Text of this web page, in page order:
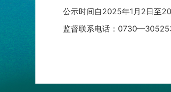
公示时间自2025年1月2日至
监督联系电话：